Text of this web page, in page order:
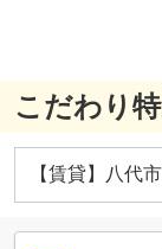
こだわり
【賃貸】八代